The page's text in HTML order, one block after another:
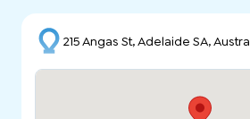
215 Angas St, Adelaide SA,